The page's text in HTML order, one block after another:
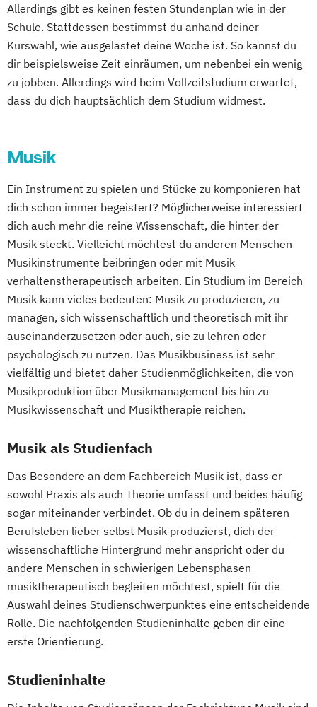
Allerdings gibt es keinen festen Stundenplan wie in der
Schule. Stattdessen bestimmst du anhand deiner
Kurswahl, wie ausgelastet deine Woche ist. So kannst du
dir beispielsweise Zeit einräumen, um nebenbei ein wenig
zu jobben. Allerdings wird beim Vollzeitstudium erwartet,
dass du dich hauptsächlich dem Studium widmest.
Musik
Ein Instrument zu spielen und Stücke zu komponieren hat
dich schon immer begeistert? Möglicherweise interessiert
dich auch mehr die reine Wissenschaft, die hinter der
Musik steckt. Vielleicht möchtest du anderen Menschen
Musikinstrumente beibringen oder mit Musik
verhaltenstherapeutisch arbeiten. Ein Studium im Bereich
Musik kann vieles bedeuten: Musik zu produzieren, zu
managen, sich wissenschaftlich und theoretisch mit ihr
auseinanderzusetzen oder auch, sie zu lehren oder
psychologisch zu nutzen. Das Musikbusiness ist sehr
vielfältig und bietet daher Studienmöglichkeiten, die von
Musikproduktion über Musikmanagement bis hin zu
Musikwissenschaft und Musiktherapie reichen.
Musik als Studienfach
Das Besondere an dem Fachbereich Musik ist, dass er
sowohl Praxis als auch Theorie umfasst und beides häufig
sogar miteinander verbindet. Ob du in deinem späteren
Berufsleben lieber selbst Musik produzierst, dich der
wissenschaftliche Hintergrund mehr anspricht oder du
andere Menschen in schwierigen Lebensphasen
musiktherapeutisch begleiten möchtest, spielt für die
Auswahl deines Studienschwerpunktes eine entscheidende
Rolle. Die nachfolgenden Studieninhalte geben dir eine
erste Orientierung.
Studieninhalte